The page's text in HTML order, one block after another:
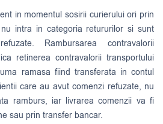
in momentul sosirii curierului ori prin
intra in categoria retururilor si sunt
Rambursarea contravalorii
retinerea contravalorii transportului
ramasa fiind transferata in contul
care au avut comenzi refuzate, nu
ramburs, iar livrarea comenzii va fi
sau prin transfer bancar.